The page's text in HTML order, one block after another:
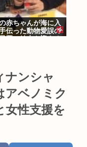
赤ちゃんが海に入
伝った動物愛誤の
ナンシャ
アベノミク
女性支援を